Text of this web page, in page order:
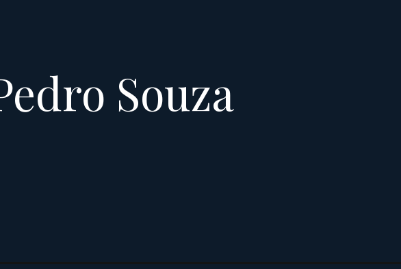
Souza